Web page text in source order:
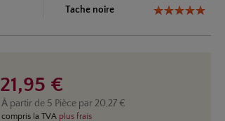
Tache noire
21,95 €
À partir de 5 Pièce par 20,27 €
compris la TVA plus frais